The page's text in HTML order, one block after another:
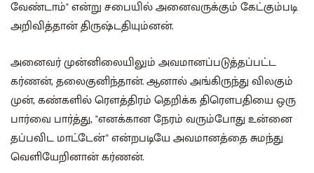
வேண்டாம்" என்று சபையில் அனைவருக்கும் கேட்கும்படி
அறிவித்தான் திருஷ்டதியும்னன்.
அனைவர் முன்னிலையிலும் அவமானப்படுத்தப்பட்ட
கர்ணன், தலைகுனிந்தான். ஆனால் அங்கிருந்து விலகும்
முன், கண்களில் ரௌத்திரம் தெறிக்க‌ திரௌபதியை ஒரு
பார்வை பார்த்து, "எனக்கான நேரம் வரும்போது உன்னை
தப்பவிட மாட்டேன்" என்றபடியே அவமானத்தை சுமந்து
வெளியேறினான்‌ கர்ணன்.